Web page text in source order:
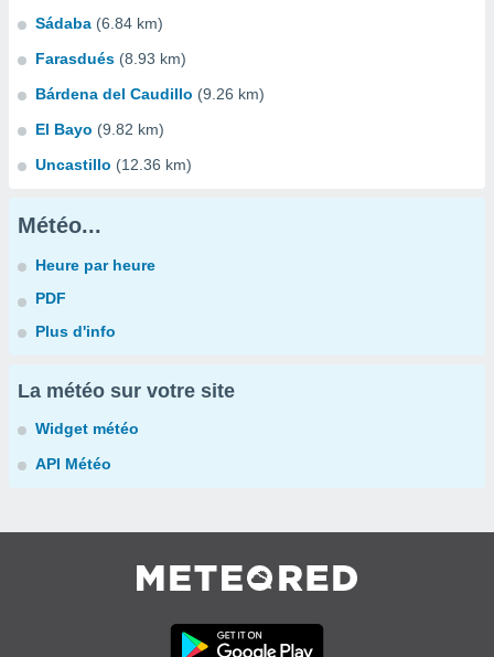
Sádaba (6.84 km)
Farasdués (8.93 km)
Bárdena del Caudillo (9.26 km)
El Bayo (9.82 km)
Uncastillo (12.36 km)
Météo...
Heure par heure
PDF
Plus d'info
La météo sur votre site
Widget météo
API Météo